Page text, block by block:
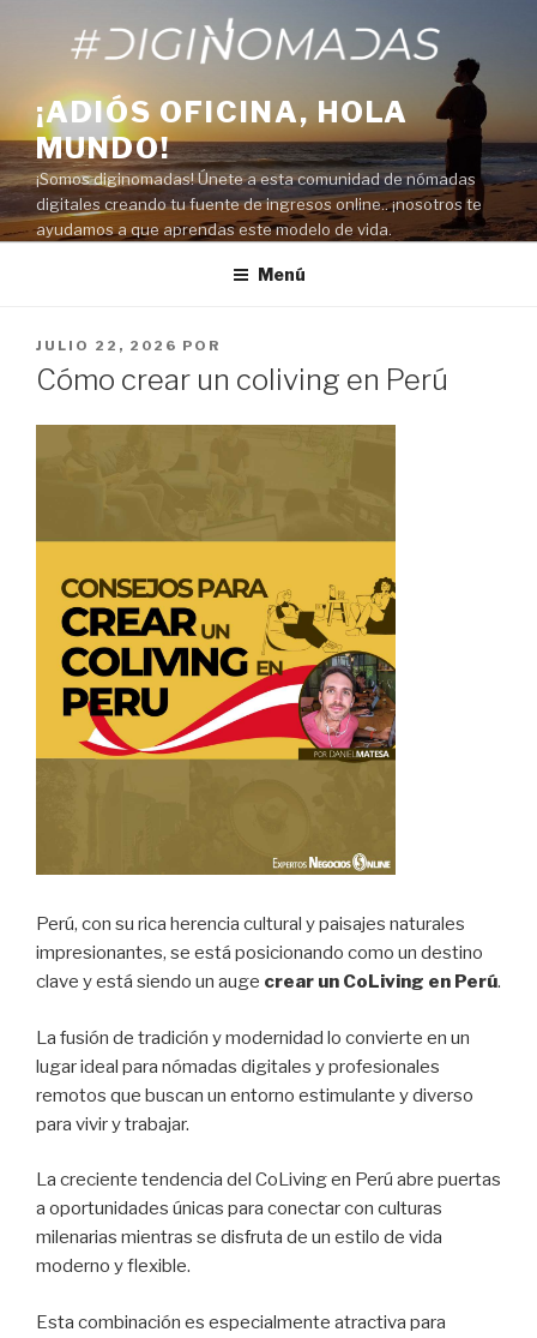
¡ADIÓS OFICINA, HOLA
MUNDO!
¡Somos diginomadas! Únete a esta comunidad de nómadas
digitales creando tu fuente de ingresos online.. ¡nosotros te
ayudamos a que aprendas este modelo de vida.
Menú
PUBLICADO
EL
JULIO 22, 2026 POR
Cómo crear un coliving en Perú
Perú, con su rica herencia cultural y paisajes naturales
impresionantes, se está posicionando como un destino
clave y está siendo un auge crear un CoLiving en Perú.
La fusión de tradición y modernidad lo convierte en un
lugar ideal para nómadas digitales y profesionales
remotos que buscan un entorno estimulante y diverso
para vivir y trabajar.
La creciente tendencia del CoLiving en Perú abre puertas
a oportunidades únicas para conectar con culturas
milenarias mientras se disfruta de un estilo de vida
moderno y flexible.
Esta combinación es especialmente atractiva para